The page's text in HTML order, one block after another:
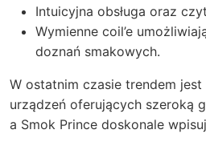
Intuicyjna obsługa oraz
Wymienne coil’e
doznań smakowych.
W ostatnim czasie trendem
urządzeń oferujących szeroką
a Smok Prince doskonale